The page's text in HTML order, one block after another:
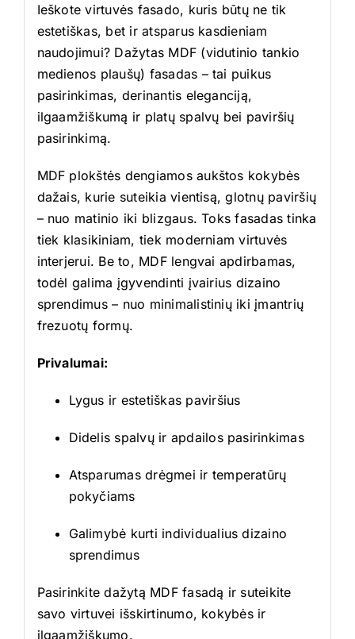
Ieškote virtuvės fasado, kuris būtų ne tik
estetiškas, bet ir atsparus kasdieniam
naudojimui? Dažytas MDF (vidutinio tankio
medienos plaušų) fasadas – tai puikus
pasirinkimas, derinantis eleganciją,
ilgaamžiškumą ir platų spalvų bei paviršių
pasirinkimą.
MDF plokštės dengiamos aukštos kokybės
dažais, kurie suteikia vientisą, glotnų paviršių
– nuo matinio iki blizgaus. Toks fasadas tinka
tiek klasikiniam, tiek moderniam virtuvės
interjerui. Be to, MDF lengvai apdirbamas,
todėl galima įgyvendinti įvairius dizaino
sprendimus – nuo minimalistinių iki įmantrių
frezuotų formų.
Privalumai:
Lygus ir estetiškas paviršius
Didelis spalvų ir apdailos pasirinkimas
Atsparumas drėgmei ir temperatūrų
pokyčiams
Galimybė kurti individualius dizaino
sprendimus
Pasirinkite dažytą MDF fasadą ir suteikite
savo virtuvei išskirtinumo, kokybės ir
ilgaamžiškumo.